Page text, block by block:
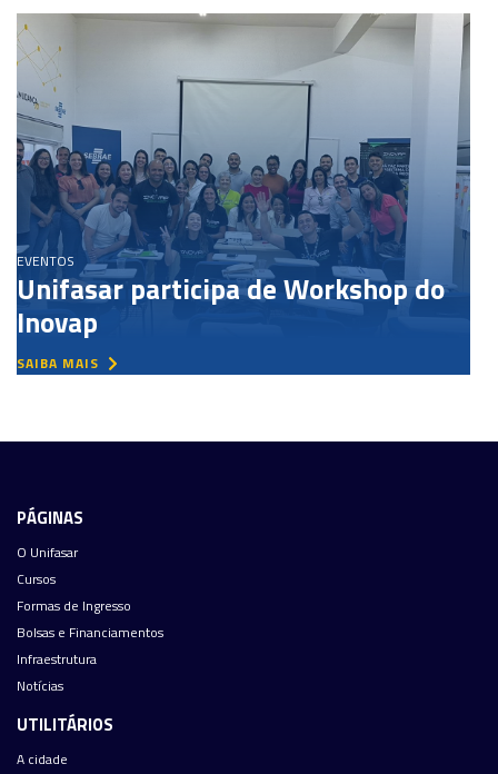
EVENTOS
Unifasar participa de Workshop do
Inovap
SAIBA MAIS
PÁGINAS
O Unifasar
Cursos
Formas de Ingresso
Bolsas e Financiamentos
Infraestrutura
Notícias
UTILITÁRIOS
A cidade